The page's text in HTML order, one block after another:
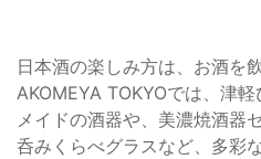
日本酒の楽しみ方は、お酒を
AKOMEYA TOKYOでは、津
メイドの酒器や、美濃焼酒器
呑みくらべグラスなど、多彩